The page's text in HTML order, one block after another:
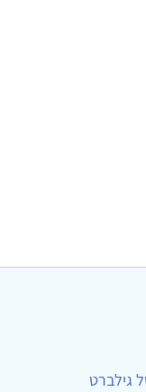
גילברט